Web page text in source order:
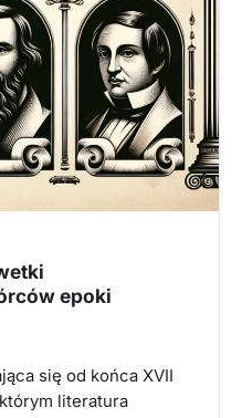
epoki
się od końca XVII
literatura